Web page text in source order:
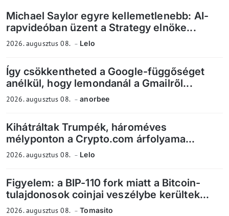
Michael Saylor egyre kellemetlenebb: AI-
rapvideóban üzent a Strategy elnöke...
2026. augusztus 08. Lelo
Így csökkentheted a Google-függőséget
anélkül, hogy lemondanál a Gmailről...
2026. augusztus 08. anorbee
Kihátráltak Trumpék, hároméves
mélyponton a Crypto.com árfolyama...
2026. augusztus 08. Lelo
Figyelem: a BIP-110 fork miatt a Bitcoin-
tulajdonosok coinjai veszélybe kerültek...
2026. augusztus 08. Tomasito